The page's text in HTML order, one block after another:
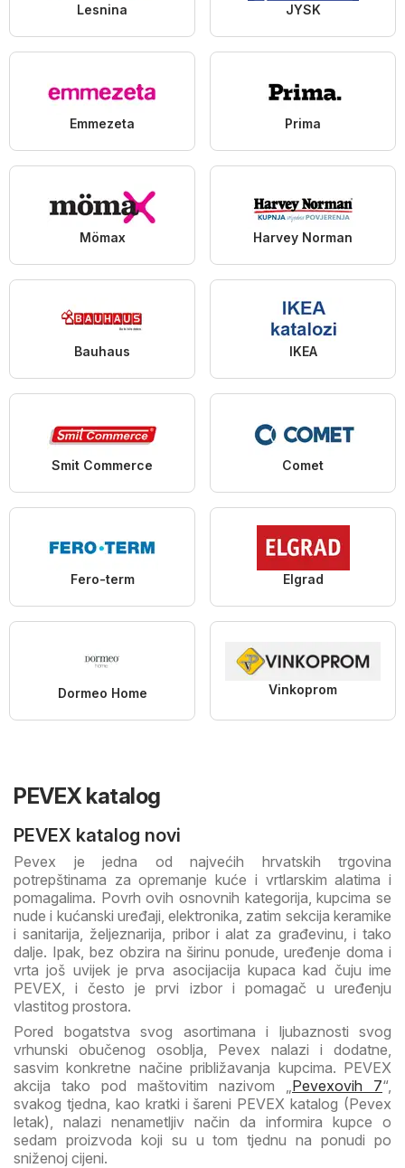
Lesnina JYSK
Emmezeta Prima
Mömax Harvey Norman
Bauhaus IKEA
Smit Commerce Comet
Fero-term Elgrad
Dormeo Home Vinkoprom
PEVEX katalog
PEVEX katalog novi
Pevex je jedna od najvećih hrvatskih trgovina
potrepštinama za opremanje kuće i vrtlarskim alatima i
pomagalima. Povrh ovih osnovnih kategorija, kupcima se
nude i kućanski uređaji, elektronika, zatim sekcija keramike
i sanitarija, željeznarija, pribor i alat za građevinu, i tako
dalje. Ipak, bez obzira na širinu ponude, uređenje doma i
vrta još uvijek je prva asocijacija kupaca kad čuju ime
PEVEX, i često je prvi izbor i pomagač u uređenju
vlastitog prostora.
Pored bogatstva svog asortimana i ljubaznosti svog
vrhunski obučenog osoblja, Pevex nalazi i dodatne,
sasvim konkretne načine približavanja kupcima. PEVEX
akcija tako pod maštovitim nazivom „ Pevexovih 7“,
svakog tjedna, kao kratki i šareni PEVEX katalog (Pevex
letak), nalazi nenametljiv način da informira kupce o
sedam proizvoda koji su u tom tjednu na ponudi po
sniženoj cijeni.